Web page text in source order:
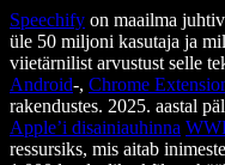
Speechify on maailma juhtiv
üle 50 miljoni kasutaja ja
viietärnilist arvustust selle
Android-, Chrome
rakendustes. 2025. aastal
Apple’i disainiauhinna
ressursiks, mis aitab